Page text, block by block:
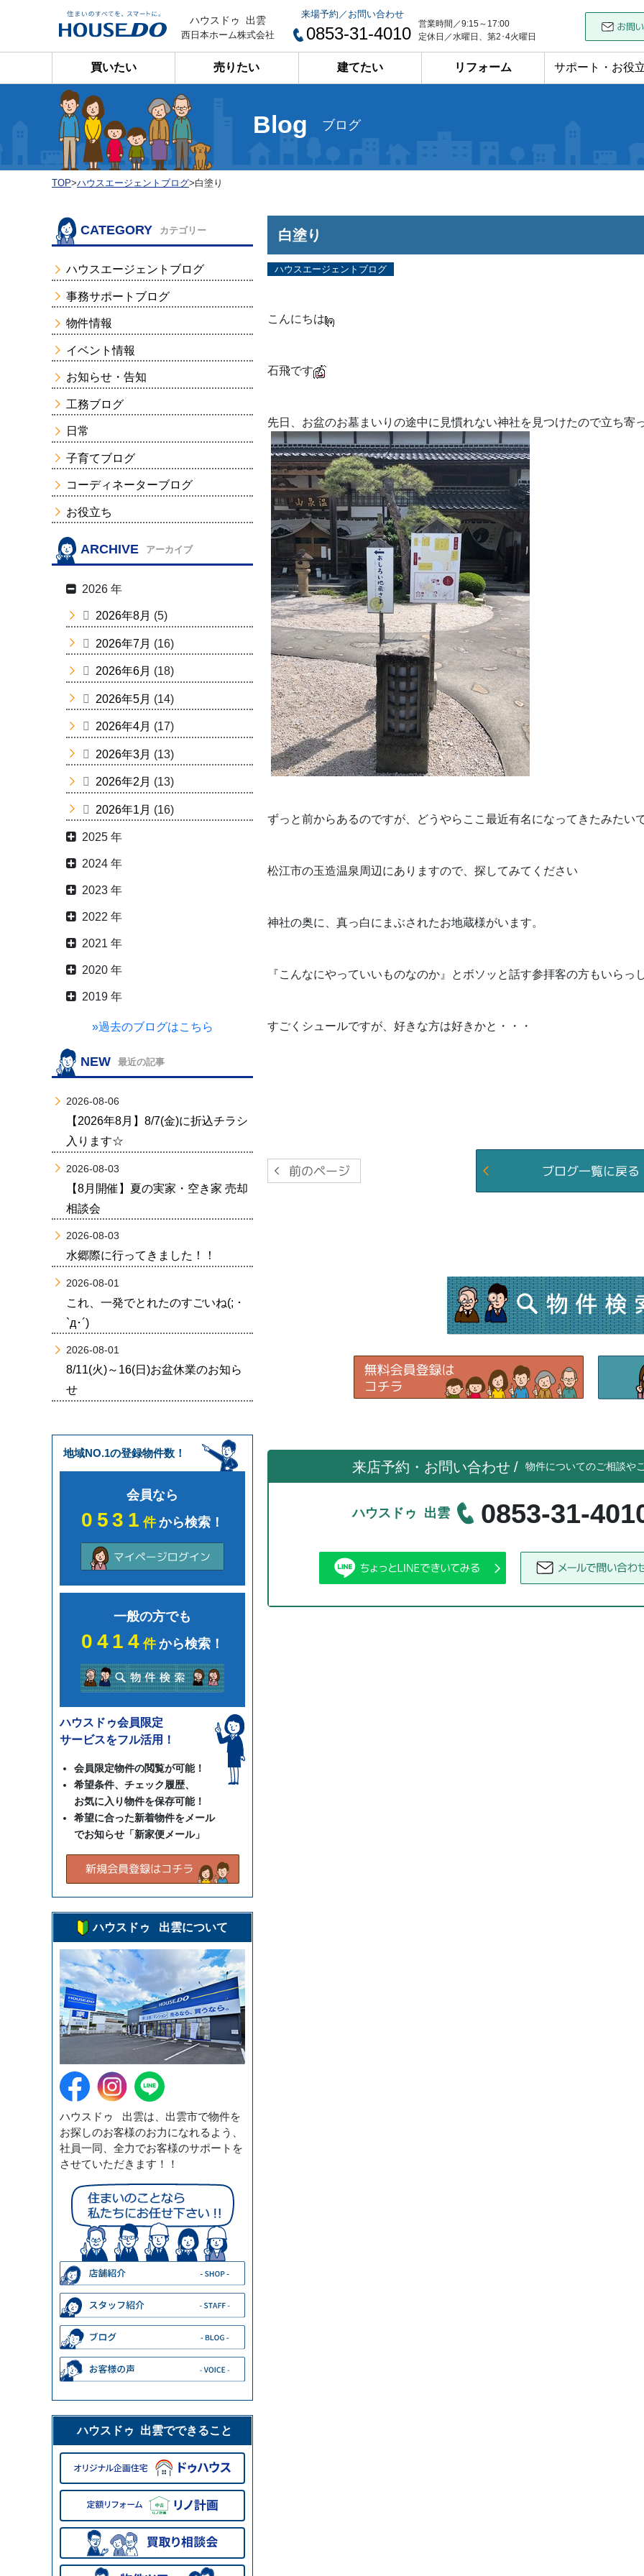
ハウスドゥ 出雲
西日本ホーム株式会社
来場予約／お問い合わせ
0853-31-4010
営業時間／9:15～17:00
定休日／水曜日、第2･4火曜日
買いたい 売りたい 建てたい リフォーム サポート・お役
Blog ブログ
TOP>ハウスエージェントブログ>白塗り
白塗り
ハウスエージェントブログ
こんにちは
石飛です
先日、お盆のお墓まいりの途中に見慣れない神社を見つけたので立ち寄
ずっと前からあるのですが、どうやらここ最近有名になってきたみたい
松江市の玉造温泉周辺にありますので、探してみてください
神社の奥に、真っ白にまぶされたお地蔵様がいます。
『こんなにやっていいものなのか』とボソッと話す参拝客の方もいらっ
すごくシュールですが、好きな方は好きかと・・・
来店予約・お問い合わせ / 物件についてのご相談や
ハウスドゥ 出雲 0853-31-
CATEGORY カテゴリー
ハウスエージェントブログ
事務サポートブログ
物件情報
イベント情報
お知らせ・告知
工務ブログ
日常
子育てブログ
コーディネーターブログ
お役立ち
ARCHIVE アーカイブ
2026 年
2026年8月 (5)
2026年7月 (16)
2026年6月 (18)
2026年5月 (14)
2026年4月 (17)
2026年3月 (13)
2026年2月 (13)
2026年1月 (16)
2025 年
2024 年
2023 年
2022 年
2021 年
2020 年
2019 年
»過去のブログはこちら
NEW 最近の記事
2026-08-06
【2026年8月】8/7(金)に折込チラシ
入ります☆
2026-08-03
【8月開催】夏の実家・空き家 売却
相談会
2026-08-03
水郷際に行ってきました！！
2026-08-01
これ、一発でとれたのすごいね(; ･
`д･´)
2026-08-01
8/11(火)～16(日)お盆休業のお知ら
せ
地域NO.1の登録物件数！
会員なら
0531件から検索！
一般の方でも
0414件から検索！
ハウスドゥ会員限定
サービスをフル活用！
会員限定物件の閲覧が可能！
希望条件、チェック履歴、
お気に入り物件を保存可能！
希望に合った新着物件をメール
でお知らせ「新家便メール」
ハウスドゥ 出雲について
ハウスドゥ 出雲は、出雲市で物件を
お探しのお客様のお力になれるよう、
社員一同、全力でお客様のサポートを
させていただきます！！
ハウスドゥ 出雲でできること